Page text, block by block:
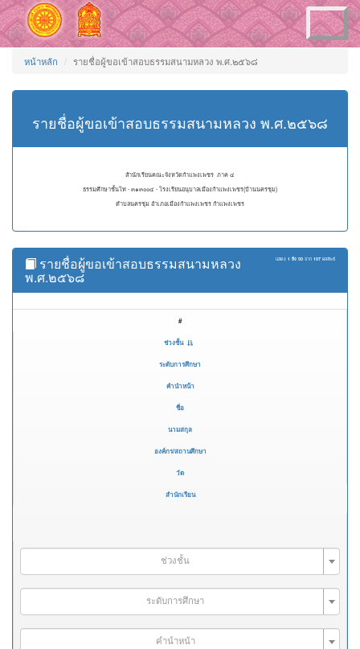
Toggle
navigation
หน้าหลัก รายชื่อผู้ขอเข้าสอบธรรมสนามหลวง พ.ศ.๒๕๖๘
รายชื่อผู้ขอเข้าสอบธรรมสนามหลวง พ.ศ.๒๕๖๘
สำนักเรียนคณะจังหวัดกำแพงเพชร ภาค ๔
ธรรมศึกษาชั้นโท - ๓๑๓๐๐๔ - โรงเรียนอนุบาลเมืองกำแพงเพชร(บ้านนครชุม)
ตำบลนครชุม อำเภอเมืองกำแพงเพชร กำแพงเพชร
แสดง 1 ถึง 50 จาก 107 ผลลัพธ์
รายชื่อผู้ขอเข้าสอบธรรมสนามหลวง
พ.ศ.๒๕๖๘
#
ช่วงชั้น
ระดับการศึกษา
คำนำหน้า
ชื่อ
นามสกุล
องค์กร/สถานศึกษา
วัด
สำนักเรียน
ช่วงชั้น
ระดับการศึกษา
คำนำหน้า